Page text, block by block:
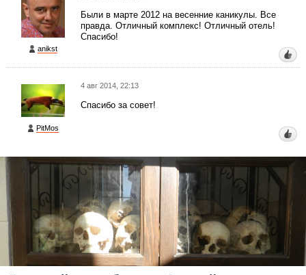
anikst
Были в марте 2012 на весенние каникулы. Все
правда. Отличный комплекс! Отличный отель!
Спасибо!
PitMos
4 авг 2014, 22:13
Спасибо за совет!